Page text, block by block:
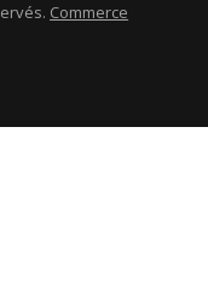
Commerce